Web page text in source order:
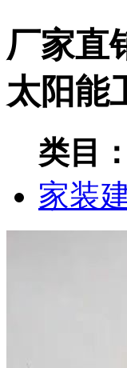
厂家直
太阳能
类目：
家装